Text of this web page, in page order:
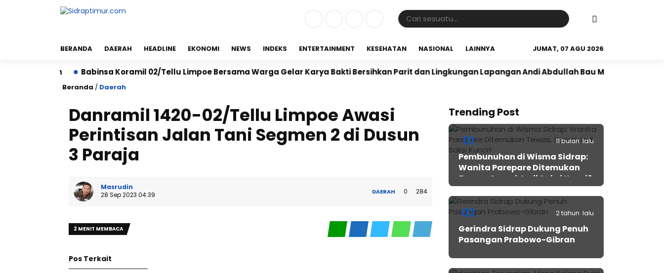
BERANDA DAERAH HEADLINE EKONOMI NEWS INDEKS ENTERTAINMENT KESEHATAN NASIONAL LAINNYA JUMAT, 07 AGU 2026
Babinsa Koramil 02/Tellu Limpoe Bersama Warga Gelar Karya Bakti Bersihkan Parit dan Lingkungan Lapangan Andi Abdullah Bau Massepe
Beranda / Daerah
Danramil 1420-02/Tellu Limpoe Awasi
Perintisan Jalan Tani Segmen 2 di Dusun
3 Paraja
Masrudin
28 Sep 2023 04:39
DAERAH 0 284
2 MENIT MEMBACA
Pos Terkait
Trending Post
01 11 bulan lalu
Pembunuhan di Wisma Sidrap:
Wanita Parepare Ditemukan
Tewas, Suami Jadi Saksi Kunci?
02 2 tahun lalu
Gerindra Sidrap Dukung Penuh
Pasangan Prabowo-Gibran